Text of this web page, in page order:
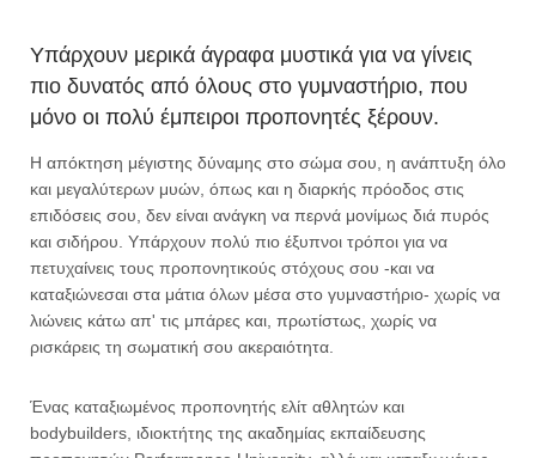
Υπάρχουν μερικά άγραφα μυστικά για να γίνεις
πιο δυνατός από όλους στο γυμναστήριο, που
μόνο οι πολύ έμπειροι προπονητές ξέρουν.
Η απόκτηση μέγιστης δύναμης στο σώμα σου, η ανάπτυξη όλο
και μεγαλύτερων μυών, όπως και η διαρκής πρόοδος στις
επιδόσεις σου, δεν είναι ανάγκη να περνά μονίμως διά πυρός
και σιδήρου. Υπάρχουν πολύ πιο έξυπνοι τρόποι για να
πετυχαίνεις τους προπονητικούς στόχους σου -και να
καταξιώνεσαι στα μάτια όλων μέσα στο γυμναστήριο- χωρίς να
λιώνεις κάτω απ' τις μπάρες και, πρωτίστως, χωρίς να
ρισκάρεις τη σωματική σου ακεραιότητα.
Ένας καταξιωμένος προπονητής ελίτ αθλητών και
bodybuilders, ιδιοκτήτης της ακαδημίας εκπαίδευσης